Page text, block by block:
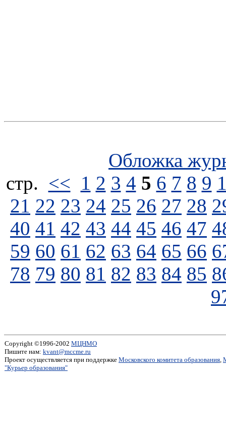
Обложка
стp. << 1 2 3 4 5 6 7 8 9
21 22 23 24 25 26 27 28
40 41 42 43 44 45 46 47
59 60 61 62 63 64 65 66
78 79 80 81 82 83 84 85
Copyright ©1996-2002 МЦНМО
Пишите нам: kvant@mccme.ru
Проект осуществляется при поддержке Московского комитета образования,
"Курьер образования"